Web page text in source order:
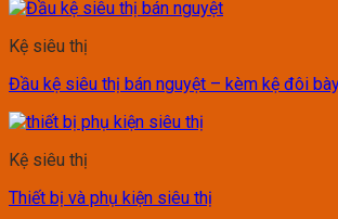
Kệ siêu thị
Đầu kệ siêu thị bán nguyệt – kèm kệ đôi
Kệ siêu thị
Thiết bị và phụ kiện siêu thị